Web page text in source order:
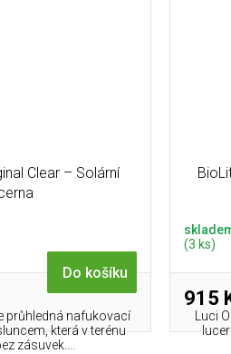
Clear – Solární
Do košíku
průhledná nafukovací
která v terénu
zásuvek....
(3 ks)
915
Luci